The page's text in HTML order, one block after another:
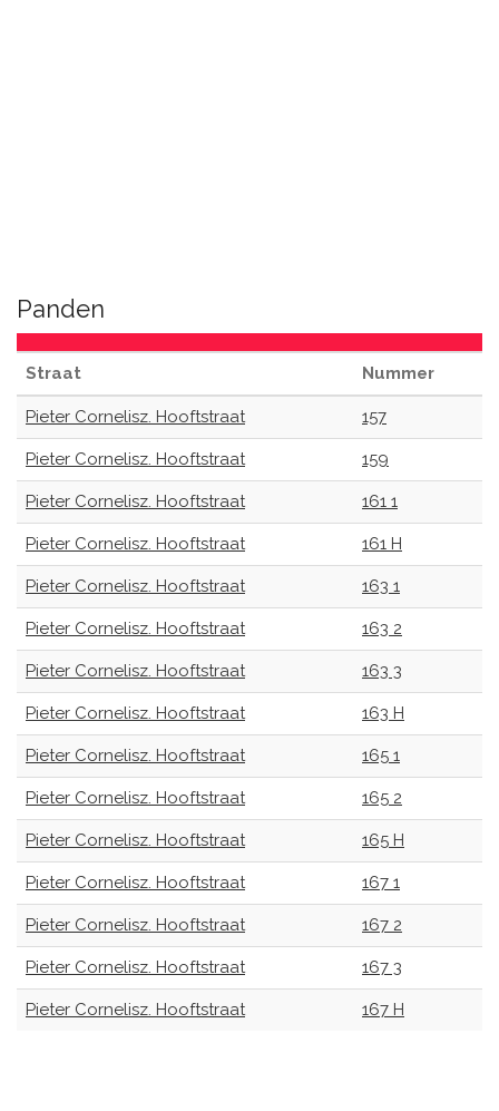
Panden
Straat Nummer
Pieter Cornelisz. Hooftstraat 157
Pieter Cornelisz. Hooftstraat 159
Pieter Cornelisz. Hooftstraat 161 1
Pieter Cornelisz. Hooftstraat 161 H
Pieter Cornelisz. Hooftstraat 163 1
Pieter Cornelisz. Hooftstraat 163 2
Pieter Cornelisz. Hooftstraat 163 3
Pieter Cornelisz. Hooftstraat 163 H
Pieter Cornelisz. Hooftstraat 165 1
Pieter Cornelisz. Hooftstraat 165 2
Pieter Cornelisz. Hooftstraat 165 H
Pieter Cornelisz. Hooftstraat 167 1
Pieter Cornelisz. Hooftstraat 167 2
Pieter Cornelisz. Hooftstraat 167 3
Pieter Cornelisz. Hooftstraat 167 H